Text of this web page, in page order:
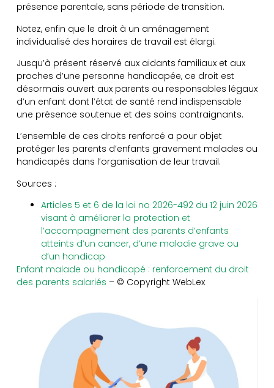
présence parentale, sans période de transition.
Notez, enfin que le droit à un aménagement
individualisé des horaires de travail est élargi.
Jusqu’à présent réservé aux aidants familiaux et aux
proches d’une personne handicapée, ce droit est
désormais ouvert aux parents ou responsables légaux
d’un enfant dont l’état de santé rend indispensable
une présence soutenue et des soins contraignants.
L’ensemble de ces droits renforcé a pour objet
protéger les parents d’enfants gravement malades ou
handicapés dans l’organisation de leur travail.
Sources :
Articles 5 et 6 de la loi no 2026-492 du 12 juin 2026
visant à améliorer la protection et
l’accompagnement des parents d’enfants
atteints d’un cancer, d’une maladie grave ou
d’un handicap
Enfant malade ou handicapé : renforcement du droit
des parents salariés – © Copyright WebLex